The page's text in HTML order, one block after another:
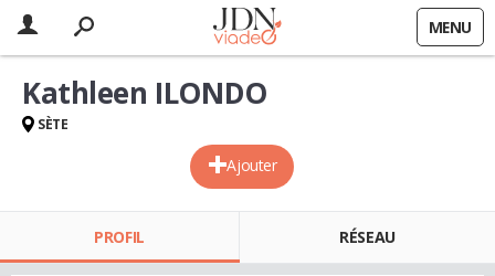
MENU
Ajouter
Kathleen ILONDO
SÈTE
PROFIL RÉSEAU